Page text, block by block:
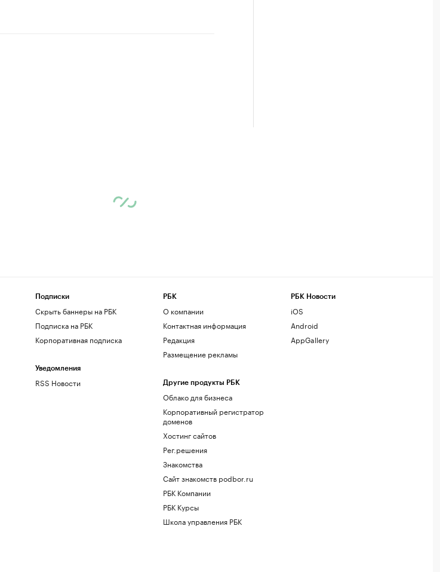
Подписки
Скрыть баннеры на РБК
Подписка на РБК
Корпоративная подписка
Уведомления
RSS Новости
РБК
О компании
Контактная информация
Редакция
Размещение рекламы
Другие продукты РБК
Облако для бизнеса
Корпоративный регистратор
доменов
Хостинг сайтов
Рег.решения
Знакомства
Сайт знакомств podbor.ru
РБК Компании
РБК Курсы
Школа управления РБК
РБК Новости
iOS
Android
AppGallery